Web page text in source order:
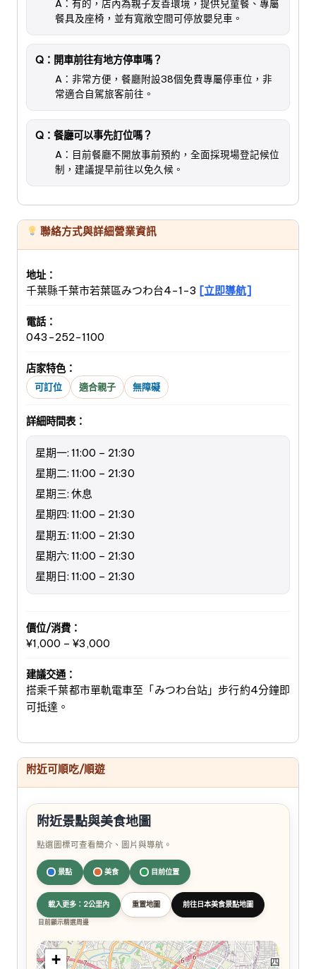
A：有的，店內為親子友善環境，提供兒童餐、專屬
餐具及座椅，並有寬敞空間可停放嬰兒車。
Q：開車前往有地方停車嗎？
A：非常方便，餐廳附設38個免費專屬停車位，非
常適合自駕旅客前往。
Q：餐廳可以事先訂位嗎？
A：目前餐廳不開放事前預約，全面採現場登記候位
制，建議提早前往以免久候。
聯絡方式與詳細營業資訊
地址：
千葉縣千葉市若葉區みつわ台4-1-3 [立即導航]
電話：
043-252-1100
店家特色：
可訂位 適合親子 無障礙
詳細時間表：
星期一: 11:00 – 21:30
星期二: 11:00 – 21:30
星期三: 休息
星期四: 11:00 – 21:30
星期五: 11:00 – 21:30
星期六: 11:00 – 21:30
星期日: 11:00 – 21:30
價位/消費：
¥1,000 – ¥3,000
建議交通：
搭乘千葉都市單軌電車至「みつわ台站」步行約4分鐘即
可抵達。
附近可順吃/順遊
附近景點與美食地圖
點選圖標可查看簡介、圖片與導航。
景點 美食 目前位置
載入更多：2公里內 重置地圖 前往日本美食景點地圖
目前顯示精選周邊
+